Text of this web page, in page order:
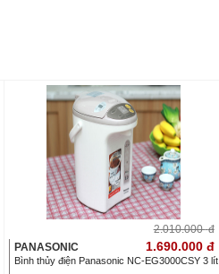
2.010.000 đ
PANASONIC
1.690.000 đ
Bình thủy điện Panasonic NC-EG3000CSY 3 lít